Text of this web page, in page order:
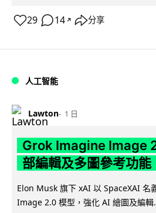
29 14 ↗ 分享
人工智能
Lawton 1 日
Grok Imagine Image
部編輯及多圖參考功能
Elon Musk 旗下 xAI 以 SpaceXAI
Image 2.0 模型，強化 AI 繪圖及編輯